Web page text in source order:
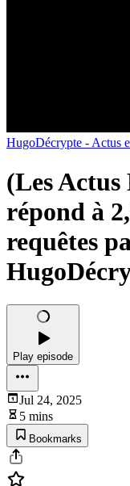
HugoDécrypte - Actus
(Les
répond à
requêtes
Play episode
Jul 24, 2025
5 mins
Bookmarks